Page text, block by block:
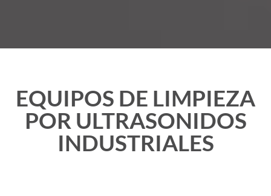
EQUIPOS DE LIMPIEZA
POR ULTRASONIDOS
INDUSTRIALES